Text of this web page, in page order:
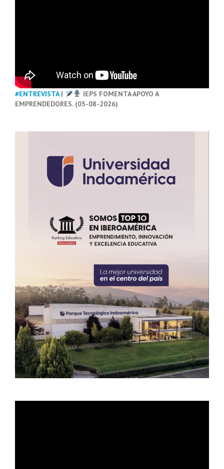
#ENTREVISTA|
IEPS FOMENTA APOYO A
EMPRENDEDORES. (05-08-2026)